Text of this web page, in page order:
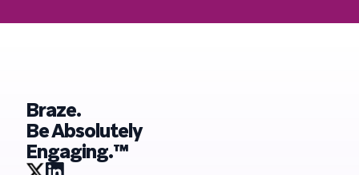
Braze.
Be Absolutely
Engaging.™